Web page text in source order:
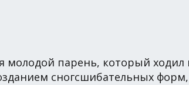
молодой парень, который
сногсшибательных